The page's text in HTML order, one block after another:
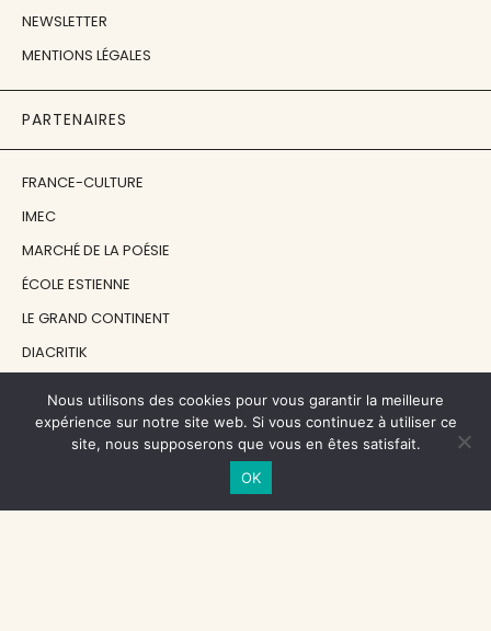
NEWSLETTER
MENTIONS LÉGALES
PARTENAIRES
FRANCE-CULTURE
IMEC
MARCHÉ DE LA POÉSIE
ÉCOLE ESTIENNE
LE GRAND CONTINENT
DIACRITIK
NOS SOUTIENS
CENTRE NATIONAL DU LIVRE
Nous utilisons des cookies pour vous garantir la meilleure
expérience sur notre site web. Si vous continuez à utiliser ce
site, nous supposerons que vous en êtes satisfait.
OK